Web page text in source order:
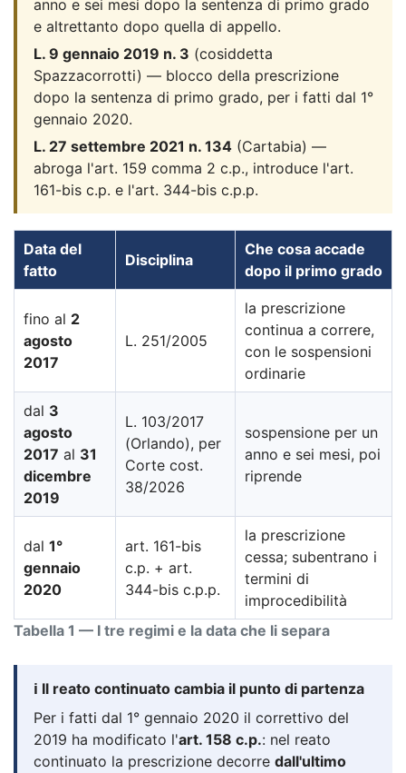
anno e sei mesi dopo la sentenza di primo grado
e altrettanto dopo quella di appello.
L. 9 gennaio 2019 n. 3 (cosiddetta
Spazzacorrotti) — blocco della prescrizione
dopo la sentenza di primo grado, per i fatti dal 1°
gennaio 2020.
L. 27 settembre 2021 n. 134 (Cartabia) —
abroga l'art. 159 comma 2 c.p., introduce l'art.
161-bis c.p. e l'art. 344-bis c.p.p.
Tabella 1 — I tre regimi e la data che li separa
Data del
fatto
Disciplina
Che cosa accade
dopo il primo grado
fino al 2
agosto
2017
L. 251/2005
la prescrizione
continua a correre,
con le sospensioni
ordinarie
dal 3
agosto
2017 al 31
dicembre
2019
L. 103/2017
(Orlando), per
Corte cost.
38/2026
sospensione per un
anno e sei mesi, poi
riprende
dal 1°
gennaio
2020
art. 161-bis
c.p. + art.
344-bis c.p.p.
la prescrizione
cessa; subentrano i
termini di
improcedibilità
ℹ️ Il reato continuato cambia il punto di partenza
Per i fatti dal 1° gennaio 2020 il correttivo del
2019 ha modificato l'art. 158 c.p.: nel reato
continuato la prescrizione decorre dall'ultimo